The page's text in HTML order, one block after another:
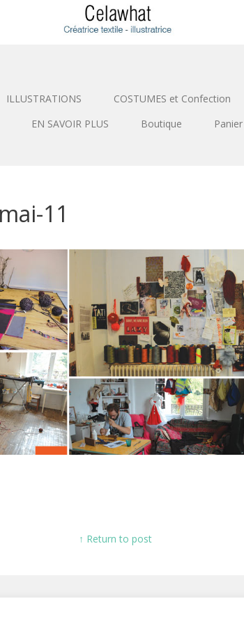
ILLUSTRATIONS COSTUMES et Confection
EN SAVOIR PLUS Boutique Panier
11
↑ Return to post